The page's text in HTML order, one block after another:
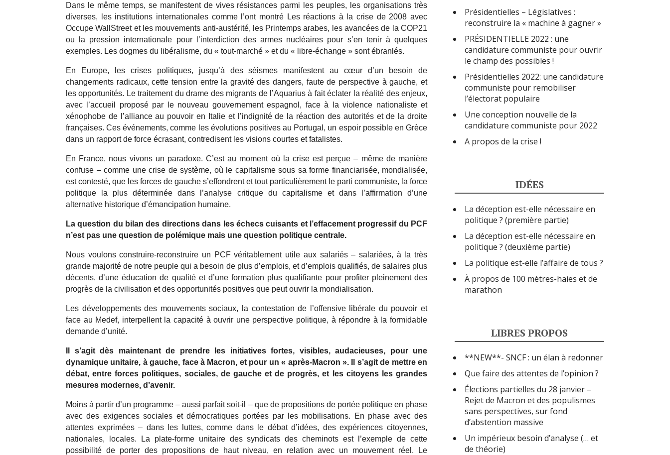
Dans le même temps, se manifestent de vives résistances parmi les peuples, les organisations très
diverses, les institutions internationales comme l’ont montré Les réactions à la crise de 2008 avec
Occupe WallStreet et les mouvements anti-austérité, les Printemps arabes, les avancées de la COP21
ou la pression internationale pour l’interdiction des armes nucléaires pour s’en tenir à quelques
exemples. Les dogmes du libéralisme, du « tout-marché » et du « libre-échange » sont ébranlés.
En Europe, les crises politiques, jusqu’à des séismes manifestent au cœur d’un besoin de
changements radicaux, cette tension entre la gravité des dangers, faute de perspective à gauche, et
les opportunités. Le traitement du drame des migrants de l’Aquarius à fait éclater la réalité des enjeux,
avec l’accueil proposé par le nouveau gouvernement espagnol, face à la violence nationaliste et
xénophobe de l’alliance au pouvoir en Italie et l’indignité de la réaction des autorités et de la droite
françaises. Ces événements, comme les évolutions positives au Portugal, un espoir possible en Grèce
dans un rapport de force écrasant, contredisent les visions courtes et fatalistes.
En France, nous vivons un paradoxe. C’est au moment où la crise est perçue – même de manière
confuse – comme une crise de système, où le capitalisme sous sa forme financiarisée, mondialisée,
est contesté, que les forces de gauche s’effondrent et tout particulièrement le parti communiste, la force
politique la plus déterminée dans l’analyse critique du capitalisme et dans l’affirmation d’une
alternative historique d’émancipation humaine.
La question du bilan des directions dans les échecs cuisants et l’effacement progressif du PCF
n’est pas une question de polémique mais une question politique centrale.
Nous voulons construire-reconstruire un PCF véritablement utile aux salariés – salariées, à la très
grande majorité de notre peuple qui a besoin de plus d’emplois, et d’emplois qualifiés, de salaires plus
décents, d’une éducation de qualité et d’une formation plus qualifiante pour profiter pleinement des
progrès de la civilisation et des opportunités positives que peut ouvrir la mondialisation.
Les développements des mouvements sociaux, la contestation de l’offensive libérale du pouvoir et
face au Medef, interpellent la capacité à ouvrir une perspective politique, à répondre à la formidable
demande d’unité.
Il s’agit dès maintenant de prendre les initiatives fortes, visibles, audacieuses, pour une
dynamique unitaire, à gauche, face à Macron, et pour un « après-Macron ». Il s’agit de mettre en
débat, entre forces politiques, sociales, de gauche et de progrès, et les citoyens les grandes
mesures modernes, d’avenir.
Moins à partir d’un programme – aussi parfait soit-il – que de propositions de portée politique en phase
avec des exigences sociales et démocratiques portées par les mobilisations. En phase avec des
attentes exprimées – dans les luttes, comme dans le débat d’idées, des expériences citoyennes,
nationales, locales. La plate-forme unitaire des syndicats des cheminots est l’exemple de cette
possibilité de porter des propositions de haut niveau, en relation avec un mouvement réel. Le
Présidentielles – Législatives :
reconstruire la « machine à gagner »
PRÉSIDENTIELLE 2022 : une
candidature communiste pour ouvrir
le champ des possibles !
Présidentielles 2022: une candidature
communiste pour remobiliser
l’électorat populaire
Une conception nouvelle de la
candidature communiste pour 2022
A propos de la crise !
IDÉES
La déception est-elle nécessaire en
politique ? (première partie)
La déception est-elle nécessaire en
politique ? (deuxième partie)
La politique est-elle l’affaire de tous ?
À propos de 100 mètres-haies et de
marathon
LIBRES PROPOS
**NEW**- SNCF : un élan à redonner
Que faire des attentes de l’opinion ?
Élections partielles du 28 janvier –
Rejet de Macron et des populismes
sans perspectives, sur fond
d’abstention massive
Un impérieux besoin d’analyse (… et
de théorie)